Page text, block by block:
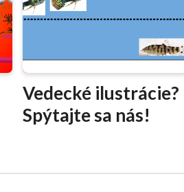
Vedecké ilustrácie?
Spýtajte sa nás!